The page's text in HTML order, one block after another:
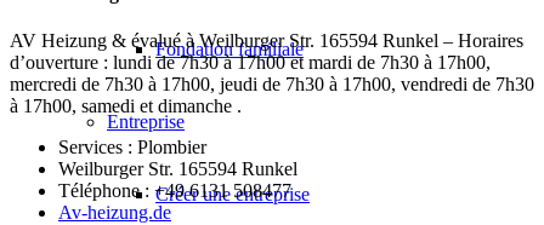
Fondation familiale
Entreprise
Créer une entreprise
AV Heizung & évalué à Weilburger Str. 165594 Runkel – Horaires
d’ouverture : lundi de 7h30 à 17h00 et mardi de 7h30 à 17h00,
mercredi de 7h30 à 17h00, jeudi de 7h30 à 17h00, vendredi de 7h30
à 17h00, samedi et dimanche .
Services : Plombier
Weilburger Str. 165594 Runkel
Téléphone : +49 6131 508477
Av-heizung.de